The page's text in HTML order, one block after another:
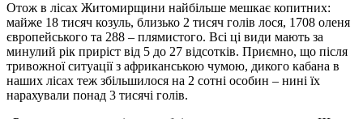
Отож в лісах Житомирщини найбільше мешкає копитних:
майже 18 тисяч козуль, близько 2 тисяч голів лося, 1708 оленя
європейського та 288 – плямистого. Всі ці види мають за
минулий рік приріст від 5 до 27 відсотків. Приємно, що після
тривожної ситуації з африканською чумою, дикого кабана в
наших лісах теж збільшилося на 2 сотні особин – нині їх
нарахували понад 3 тисячі голів.